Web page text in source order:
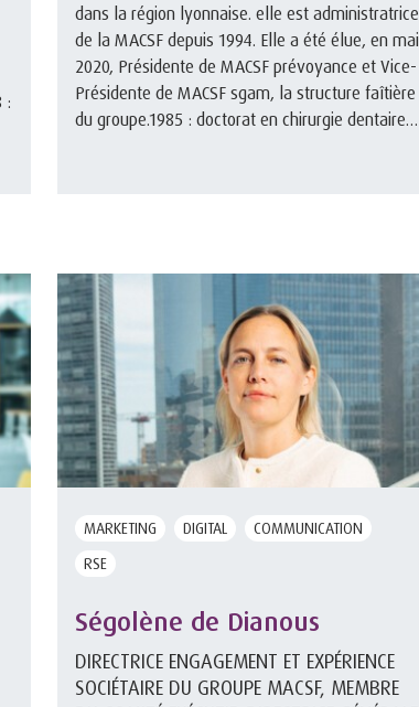
:
dans la région lyonnaise. elle est administratrice
de la MACSF depuis 1994. Elle a été élue, en mai
2020, Présidente de MACSF prévoyance et Vice-
Présidente de MACSF sgam, la structure faîtière
du groupe.1985 : doctorat en chirurgie dentaire,
MARKETING DIGITAL
COMMUNICATION
RSE
Ségolène de Dianous
DIRECTRICE ENGAGEMENT ET EXPÉRIENCE
SOCIÉTAIRE DU GROUPE MACSF, MEMBRE